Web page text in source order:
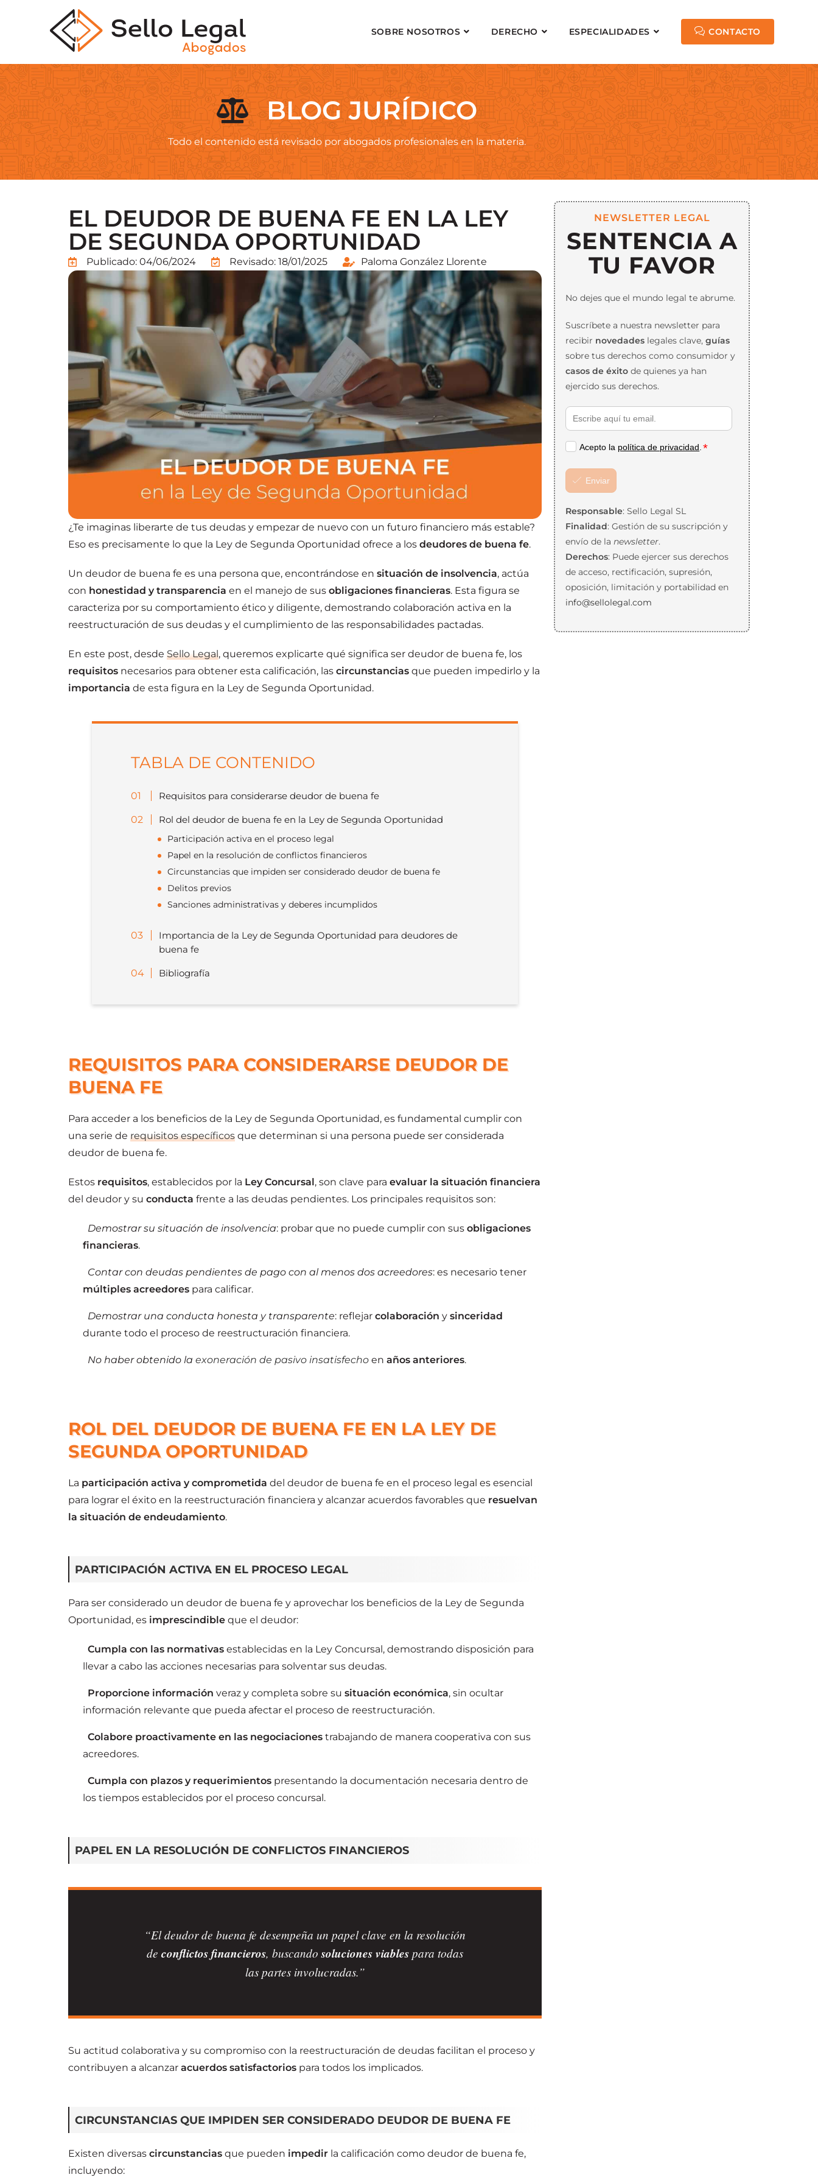
SOBRE NOSOTROS DERECHO ESPECIALIDADES CONTACTO
BLOG JURÍDICO
Todo el contenido está revisado por abogados profesionales en la materia.
EL DEUDOR DE BUENA FE EN LA LEY
DE SEGUNDA OPORTUNIDAD
Publicado: 04/06/2024 Revisado: 18/01/2025 Paloma González Llorente
¿Te imaginas liberarte de tus deudas y empezar de nuevo con un futuro financiero más estable?
Eso es precisamente lo que la Ley de Segunda Oportunidad ofrece a los deudores de buena fe.
Un deudor de buena fe es una persona que, encontrándose en situación de insolvencia, actúa
con honestidad y transparencia en el manejo de sus obligaciones financieras. Esta figura se
caracteriza por su comportamiento ético y diligente, demostrando colaboración activa en la
reestructuración de sus deudas y el cumplimiento de las responsabilidades pactadas.
En este post, desde Sello Legal, queremos explicarte qué significa ser deudor de buena fe, los
requisitos necesarios para obtener esta calificación, las circunstancias que pueden impedirlo y la
importancia de esta figura en la Ley de Segunda Oportunidad.
TABLA DE CONTENIDO
Requisitos para considerarse deudor de buena fe
Rol del deudor de buena fe en la Ley de Segunda Oportunidad
Participación activa en el proceso legal
Papel en la resolución de conflictos financieros
Circunstancias que impiden ser considerado deudor de buena fe
Delitos previos
Sanciones administrativas y deberes incumplidos
Importancia de la Ley de Segunda Oportunidad para deudores de
buena fe
Bibliografía
REQUISITOS PARA CONSIDERARSE DEUDOR DE
BUENA FE
Para acceder a los beneficios de la Ley de Segunda Oportunidad, es fundamental cumplir con
una serie de requisitos específicos que determinan si una persona puede ser considerada
deudor de buena fe.
Estos requisitos, establecidos por la Ley Concursal, son clave para evaluar la situación financiera
del deudor y su conducta frente a las deudas pendientes. Los principales requisitos son:
Demostrar su situación de insolvencia: probar que no puede cumplir con sus obligaciones
financieras.
Contar con deudas pendientes de pago con al menos dos acreedores: es necesario tener
múltiples acreedores para calificar.
Demostrar una conducta honesta y transparente: reflejar colaboración y sinceridad
durante todo el proceso de reestructuración financiera.
No haber obtenido la exoneración de pasivo insatisfecho en años anteriores.
ROL DEL DEUDOR DE BUENA FE EN LA LEY DE
SEGUNDA OPORTUNIDAD
La participación activa y comprometida del deudor de buena fe en el proceso legal es esencial
para lograr el éxito en la reestructuración financiera y alcanzar acuerdos favorables que resuelvan
la situación de endeudamiento.
PARTICIPACIÓN ACTIVA EN EL PROCESO LEGAL
Para ser considerado un deudor de buena fe y aprovechar los beneficios de la Ley de Segunda
Oportunidad, es imprescindible que el deudor:
Cumpla con las normativas establecidas en la Ley Concursal, demostrando disposición para
llevar a cabo las acciones necesarias para solventar sus deudas.
Proporcione información veraz y completa sobre su situación económica, sin ocultar
información relevante que pueda afectar el proceso de reestructuración.
Colabore proactivamente en las negociaciones trabajando de manera cooperativa con sus
acreedores.
Cumpla con plazos y requerimientos presentando la documentación necesaria dentro de
los tiempos establecidos por el proceso concursal.
PAPEL EN LA RESOLUCIÓN DE CONFLICTOS FINANCIEROS
“El deudor de buena fe desempeña un papel clave en la resolución
de conflictos financieros, buscandosoluciones viablespara todas
las partes involucradas.”
Su actitud colaborativa y su compromiso con la reestructuración de deudas facilitan el proceso y
contribuyen a alcanzar acuerdos satisfactorios para todos los implicados.
CIRCUNSTANCIAS QUE IMPIDEN SER CONSIDERADO DEUDOR DE BUENA FE
Existen diversas circunstancias que pueden impedir la calificación como deudor de buena fe,
incluyendo:
NEWSLETTER LEGAL
SENTENCIA A
TU FAVOR
No dejes que el mundo legal te abrume.
Suscríbete a nuestra newsletter para
recibir novedadeslegales clave, guías
sobre tus derechos como consumidor y
casos de éxitode quienes ya han
ejercido sus derechos.
Responsable: Sello Legal SL
Finalidad: Gestión de su suscripción y
envío de la newsletter.
Derechos: Puede ejercer sus derechos
de acceso, rectificación, supresión,
oposición, limitación y portabilidad en
info@sellolegal.com